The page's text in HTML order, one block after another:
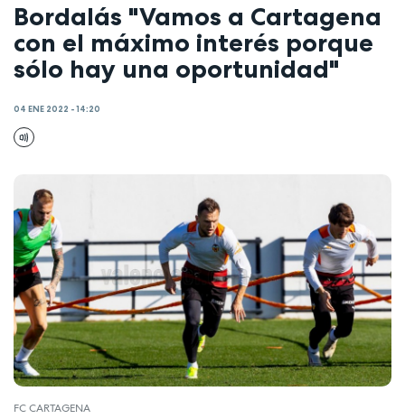
Bordalás "Vamos a Cartagena
con el máximo interés porque
sólo hay una oportunidad"
04 ENE 2022 - 14:20
FC CARTAGENA